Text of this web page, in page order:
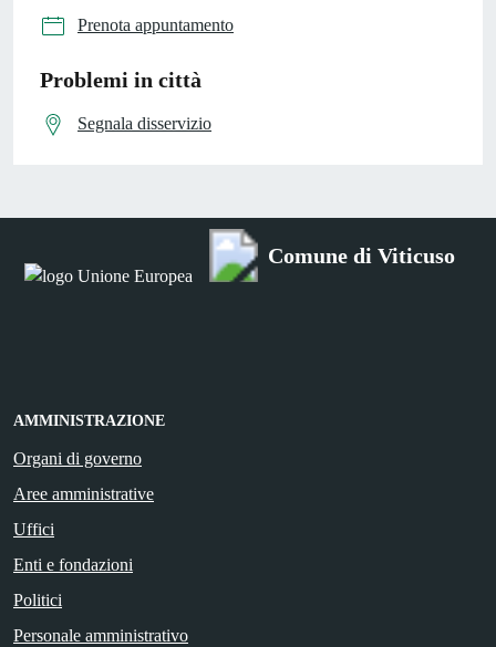
Prenota appuntamento
Problemi in città
Segnala disservizio
Comune di Viticuso
AMMINISTRAZIONE
Organi di governo
Aree amministrative
Uffici
Enti e fondazioni
Politici
Personale amministrativo